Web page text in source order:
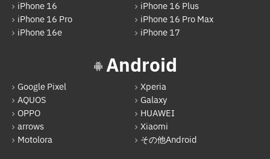
iPad mini（第2世代）
iPad mini（第4世代）
iPad Pro 12.9インチ（第1世代）
iPhone 16
iPhone 16 Plus
iPhone 16 Pro
iPhone 16 Pro Max
iPhone 16e
iPhone 17
Android
Google Pixel
Xperia
AQUOS
Galaxy
OPPO
HUAWEI
arrows
Xiaomi
Motolora
その他Android